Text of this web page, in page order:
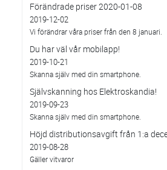
Förändrade priser 2020-01-08
2019-12-02
Vi förändrar våra priser från den 8 januari.
Du har väl vår mobilapp!
2019-10-21
Skanna själv med din smartphone.
Självskanning hos Elektroskandia!
2019-09-23
Skanna själv med din smartphone.
Höjd distributionsavgift från 1:a
2019-08-28
Gäller vitvaror